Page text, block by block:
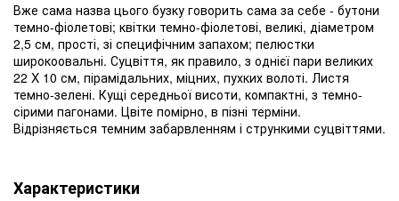
Вже сама назва цього бузку говорить сама за себе - бутони
темно-фіолетові; квітки темно-фіолетові, великі, діаметром
2,5 см, прості, зі специфічним запахом; пелюстки
широкоовальні. Суцвіття, як правило, з однієї пари великих
22 X 10 см, пірамідальних, міцних, пухких волоті. Листя
темно-зелені. Кущі середньої висоти, компактні, з темно-
сірими пагонами. Цвіте помірно, в пізні терміни.
Відрізняється темним забарвленням і стрункими суцвіттями.
Характеристики